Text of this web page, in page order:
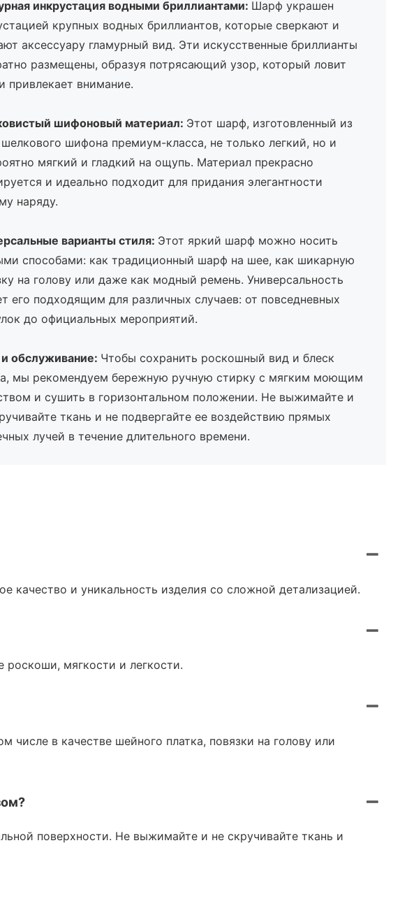
инкрустация водными бриллиантами: Шарф украшен
крупных водных бриллиантов, которые сверкают и
аксессуару гламурный вид. Эти искусственные бриллианты
размещены, образуя потрясающий узор, который ловит
привлекает внимание.
шифоновый материал: Этот шарф, изготовленный из
шелкового шифона премиум-класса, не только легкий, но и
мягкий и гладкий на ощупь. Материал прекрасно
и идеально подходит для придания элегантности
наряду.
варианты стиля: Этот яркий шарф можно носить
способами: как традиционный шарф на шее, как шикарную
на голову или даже как модный ремень. Универсальность
его подходящим для различных случаев: от повседневных
до официальных мероприятий.
обслуживание: Чтобы сохранить роскошный вид и блеск
мы рекомендуем бережную ручную стирку с мягким моющим
и сушить в горизонтальном положении. Не выжимайте и
ткань и не подвергайте ее воздействию прямых
лучей в течение длительного времени.
и уникальность изделия со сложной детализацией.
мягкости и легкости.
числе в качестве шейного платка, повязки на голову или
поверхности. Не выжимайте и не скручивайте ткань и